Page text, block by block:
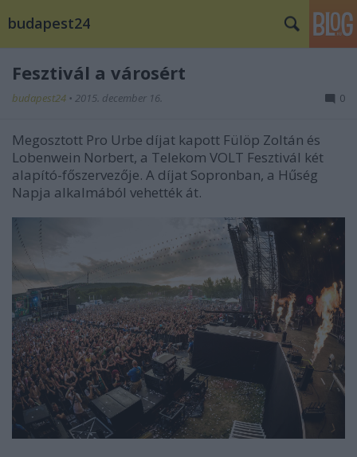
budapest24
Fesztivál a városért
budapest24 • 2015. december 16. 0
Megosztott Pro Urbe díjat kapott Fülöp Zoltán és
Lobenwein Norbert, a Telekom VOLT Fesztivál két
alapító-főszervezője. A díjat Sopronban, a Hűség
Napja alkalmából vehették át.